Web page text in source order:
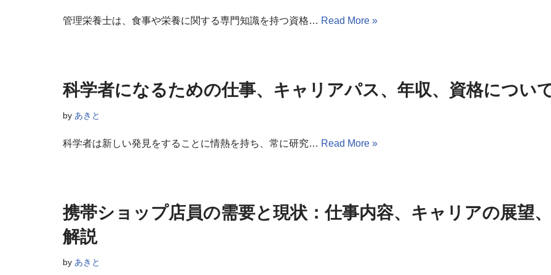
管理栄養士は、食事や栄養に関する専門知識を持つ資格… Read More »
科学者になるための仕事、キャリアパス、年収、資格につい
by あきと
科学者は新しい発見をすることに情熱を持ち、常に研究… Read More »
携帯ショップ店員の需要と現状：仕事内容、キャリアの展望
解説
by あきと